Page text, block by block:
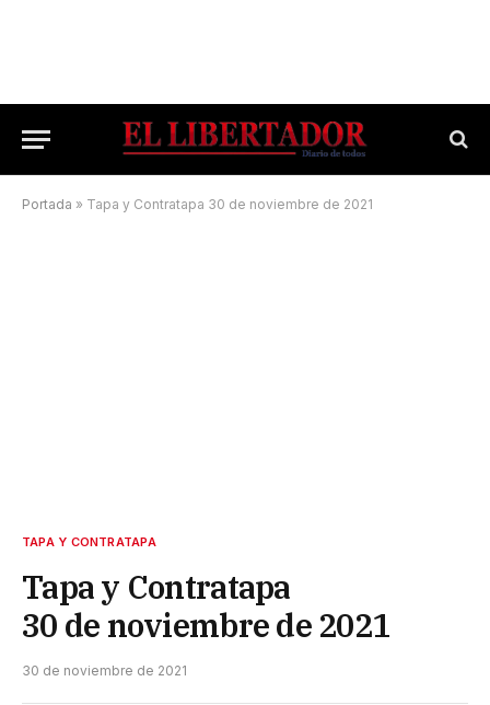
Portada » Tapa y Contratapa 30 de noviembre de 2021
TAPA Y CONTRATAPA
Tapa y Contratapa
30 de noviembre de 2021
30 de noviembre de 2021